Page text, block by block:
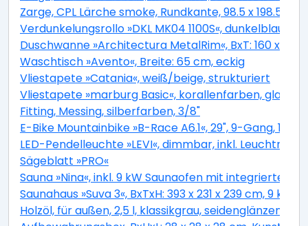
Zarge, CPL Lärche smoke, Rundkante, 98.5 x 198.5 x
Verdunkelungsrollo »DKL MK04 1100S«, dunkelblau,
Duschwanne »Architectura MetalRim«, BxT: 160 x 90
Waschtisch »Avento«, Breite: 65 cm, eckig
Vliestapete »Catania«, weiß/beige, strukturiert
Vliestapete »marburg Basic«, korallenfarben, glatt
Fitting, Messing, silberfarben, 3/8"
E-Bike Mountainbike »B-Race A6.1«, 29", 9-Gang, 13.4
LED-Pendelleuchte »LEVI«, dimmbar, inkl.
Sägeblatt »PRO«
Sauna »Nina«, inkl. 9 kW Saunaofen mit integrierter
Saunahaus »Suva 3«, BxTxH: 393 x 231 x 239 cm, 9
Holzöl, für außen, 2,5 l, klassikgrau, seidenglänzend